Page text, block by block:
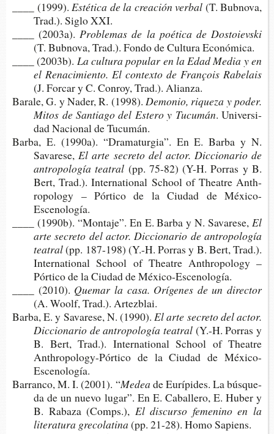
____ (1999). Esté­ti­ca de la crea­ción verbal (T. Bub­no­va,
Trad.). Siglo XXI.
____ (2003a).Pro­ble­mas de la poé­ti­ca de Dostoievski
(T. Bub­no­va, Trad.). Fondo de Cul­tu­ra Económica.
____ (2003b). La cul­tu­ra popu­lar en la Edad Media y en
el Rena­ci­mien­to. El con­tex­to de François Rabelais
(J. For­car y C. Con­roy, Trad.). Alianza.
Bara­le, G. y Nader, R. (1998). Demo­nio, rique­za y poder.
Mitos de San­tia­go del Este­ro y Tucumán. Uni­ver­si­
dad Nacio­nal de Tucumán.
Barba, E. (1990a). “Dra­ma­tur­gia”. En E. Barba y N.
Savarese,El arte secre­to del actor. Dic­cio­na­rio de
antro­po­lo­gía teatral (pp. 75-82) (Y-H. Porras y B.
Bert, Trad.). Inter­na­tio­nal School of Thea­tre Anth­
ro­po­logy – Pór­ti­co de la Ciu­dad de México-
Escenología.
____ (1990b). “Mon­ta­je”. En E. Barba y N. Savarese, El
arte secre­to del actor. Dic­cio­na­rio de antro­po­lo­gía
teatral(pp. 187-​198) (Y.-H. Porras y B. Bert, Trad.).
Inter­na­tio­nal School of Thea­tre Anth­ro­po­logy –
Pór­ti­co de la Ciu­dad de México-Escenología.
____ (2010). Que­mar la casa. Orí­ge­nes de un director
(A. Woolf, Trad.). Artezblai.
Barba, E. y Sava­re­se, N. (1990).El arte secre­to del actor.
Dic­cio­na­rio de antro­po­lo­gía teatral (Y.-H. Porras y
B. Bert, Trad.). Inter­na­tio­nal School of Thea­tre
Anthropology-​Pórtico de la Ciu­dad de México-
Escenología.
Barran­co, M. I. (2001). “Medea de Eurí­pi­des. La bús­que­
da de un nuevo lugar”. En E. Caba­lle­ro, E. Huber y
B. Raba­za (Comps.), El dis­cur­so feme­nino en la
lite­ra­tu­ra grecolatina (pp. 21-28). Homo Sapiens.